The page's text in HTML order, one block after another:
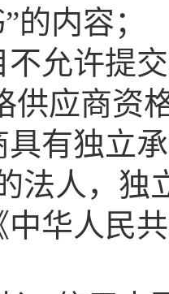
的内容；
允许提交
应商资
有独立承
法人，独
华人民共